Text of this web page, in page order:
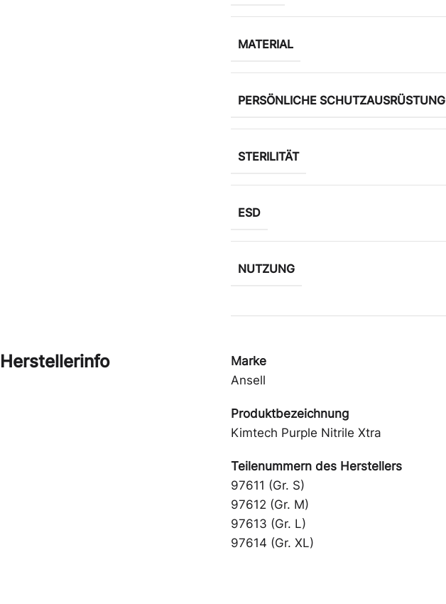
MATERIAL
PERSÖNLICHE SCHUTZAUSRÜSTUNG
STERILITÄT
ESD
NUTZUNG
Herstellerinfo
Marke
Ansell
Produktbezeichnung
Kimtech Purple Nitrile Xtra
Teilenummern des Herstellers
97611 (Gr. S)
97612 (Gr. M)
97613 (Gr. L)
97614 (Gr. XL)